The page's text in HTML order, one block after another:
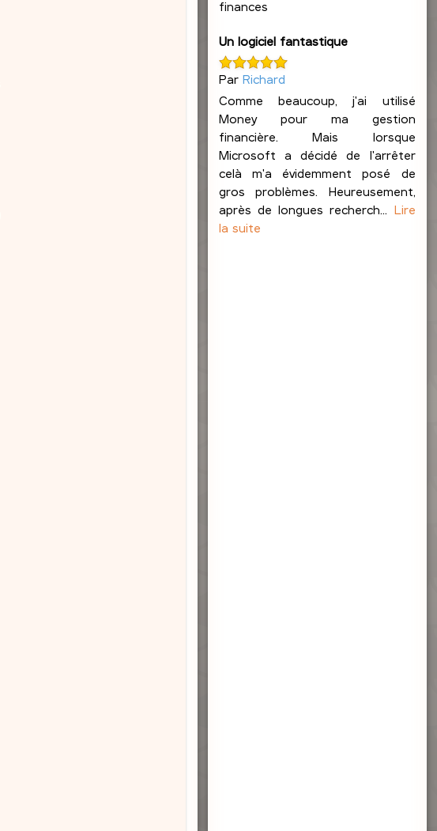
finances
Un logiciel fantastique
Par Richard
Comme beaucoup, j'ai utilisé
Money pour ma gestion
financière. Mais lorsque
Microsoft a décidé de l'arrêter
celà m'a évidemment posé de
gros problèmes. Heureusement,
après de longues recherch... Lire
la suite